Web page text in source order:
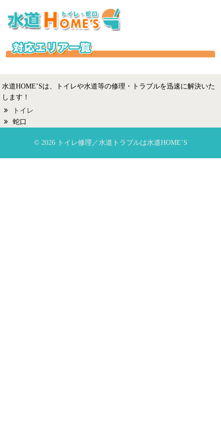
水道HOME’Sは、トイレや水道等の修理・トラブルを迅速に解決いた
します！
トイレ
蛇口
© 2026 トイレ修理／水道トラブルは水道HOME’S